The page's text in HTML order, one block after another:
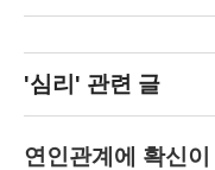
'심리' 관련 글
연인관계에 확신